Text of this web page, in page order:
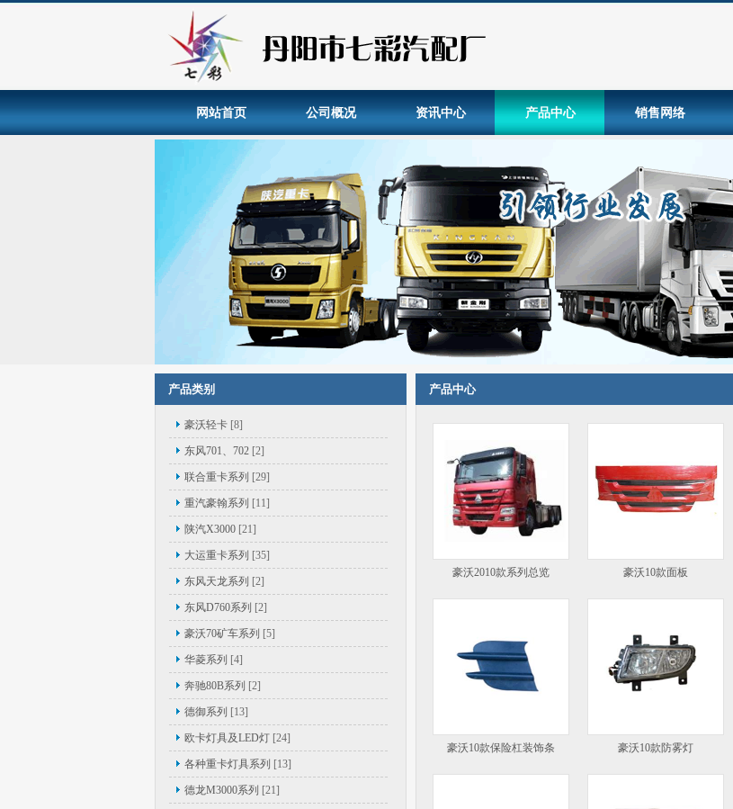
网站首页 公司概况 资讯中心 产品中心 销售网络
产品类别
豪沃轻卡 [8]
东风701、702 [2]
联合重卡系列 [29]
重汽豪翰系列 [11]
陕汽X3000 [21]
大运重卡系列 [35]
东风天龙系列 [2]
东风D760系列 [2]
豪沃70矿车系列 [5]
华菱系列 [4]
奔驰80B系列 [2]
德御系列 [13]
欧卡灯具及LED灯 [24]
各种重卡灯具系列 [13]
德龙M3000系列 [21]
产品中心
豪沃2010款系列总览 豪沃10款面板
豪沃10款保险杠装饰条 豪沃10款防雾灯